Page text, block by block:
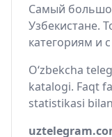
Самый
Узбекистане.
категориям и
O‘zbekcha
katalogi. Faqt
statistikasi